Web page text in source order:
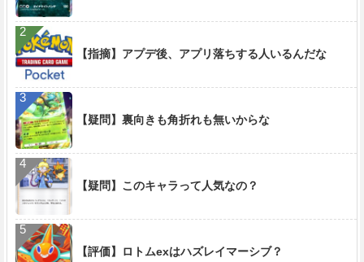
【指摘】アプデ後、アプリ落ちする人いるんだな
【疑問】裏向きも角折れも無いからな
【疑問】このキャラって人気なの？
【評価】ロトムexはハズレイマーシブ？